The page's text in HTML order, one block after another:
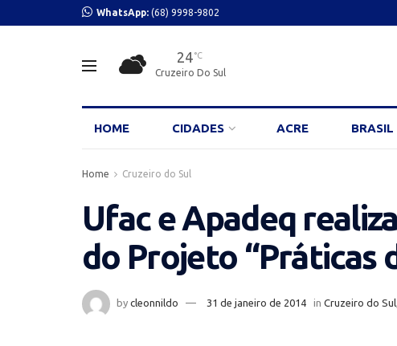
WhatsApp: (68) 9998-9802
24 °C
Cruzeiro Do Sul
HOME CIDADES ACRE BRASIL
Home Cruzeiro do Sul
Ufac e Apadeq
do Projeto “Práticas
by cleonnildo 31 de janeiro de 2014 in Cruzeiro do Sul